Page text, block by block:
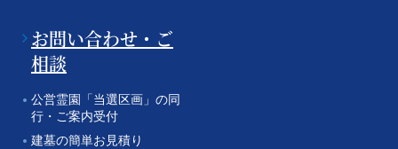
お問い合わせ・ご
相談
公営霊園「当選区画」の同
行・ご案内受付
建墓の簡単お見積り